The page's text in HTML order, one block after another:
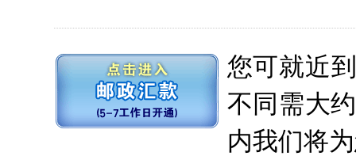
您可就近
不同需大
内我们将